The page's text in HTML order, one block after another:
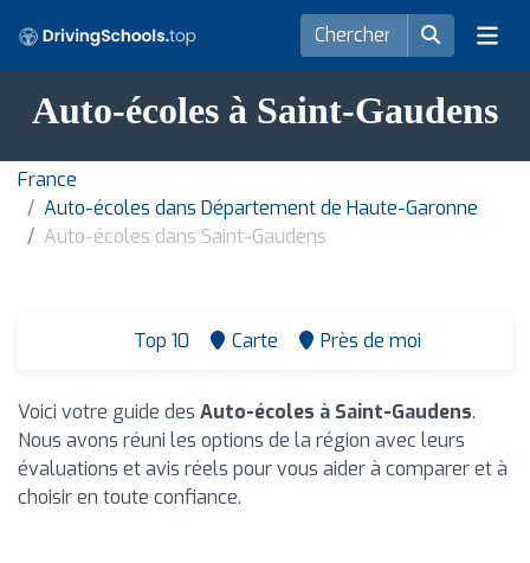
Auto-écoles à Saint-Gaudens
France
Auto-écoles dans Département de Haute-Garonne
Auto-écoles dans Saint-Gaudens
Top 10 Carte Près de moi
Voici votre guide des Auto-écoles à Saint-Gaudens.
Nous avons réuni les options de la région avec leurs
évaluations et avis réels pour vous aider à comparer et à
choisir en toute confiance.